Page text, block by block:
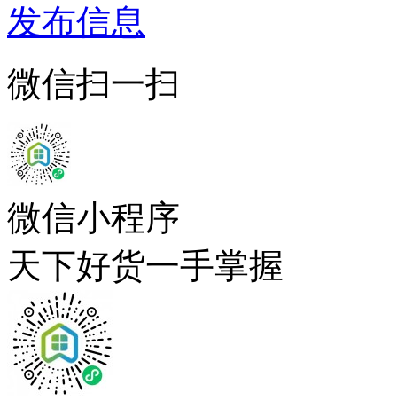
发布信息
微信扫一扫
微信小程序
天下好货一手掌握